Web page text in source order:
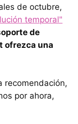
de octubre,
temporal"
de
ofrezca una
recomendación,
por ahora,